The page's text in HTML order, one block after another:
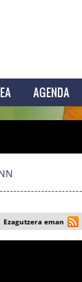
AGENDA
Ezagutzera eman